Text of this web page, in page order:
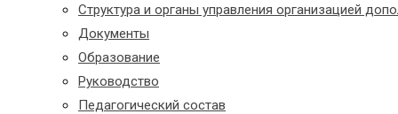
Структура и органы управления организацией
Документы
Образование
Руководство
Педагогический состав